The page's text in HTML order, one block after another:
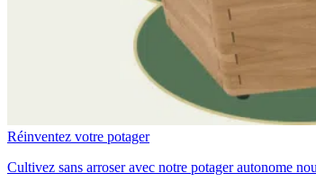
Réinventez votre potager
Cultivez sans arroser avec notre potager autonome